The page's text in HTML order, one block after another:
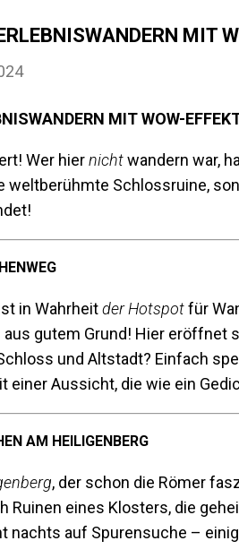
MIT
MIT WOW-
Wer hiernichtwandern war,
weltberühmte Schlossruine,
in Wahrheitder Hotspotfür
gutem Grund! Hier eröffnet
und Altstadt? Einfach
einer Aussicht, die wie ein
AM HEILIGENBERG
, der schon die Römer
eines Klosters, die
nachts auf Spurensuche –